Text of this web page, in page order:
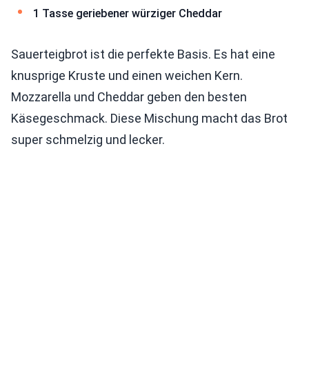
1 Tasse geriebener würziger Cheddar
Sauerteigbrot ist die perfekte Basis. Es hat eine
knusprige Kruste und einen weichen Kern.
Mozzarella und Cheddar geben den besten
Käsegeschmack. Diese Mischung macht das Brot
super schmelzig und lecker.